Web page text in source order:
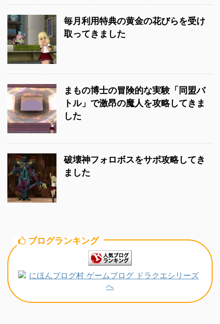
毎月利用特典の黄金の花びらを受け
取ってきました
まもの博士の冒険的な実験「同盟バ
トル」で激昂の魔人を攻略してきま
した
破壊神フォロボスをサポ攻略してき
ました
ブログランキング